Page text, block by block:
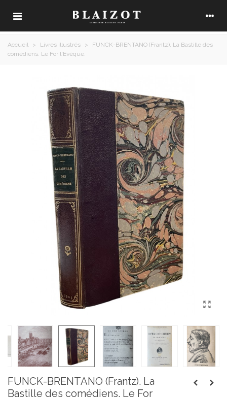
Accueil > Livres illustrés >
FUNCK-BRENTANO (Frantz). La Bastille des
comédiens. Le For l'Evêque.
FUNCK-BRENTANO (Frantz). La
Bastille des comédiens. Le For